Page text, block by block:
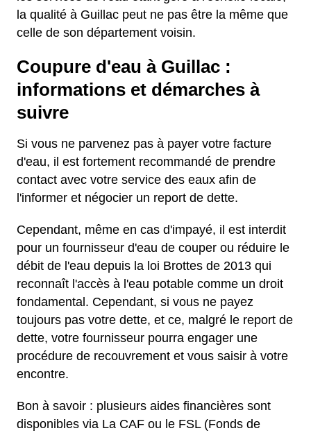
la qualité à Guillac peut ne pas être la même que
celle de son département voisin.
Coupure d'eau à Guillac :
informations et démarches à
suivre
Si vous ne parvenez pas à payer votre facture
d'eau, il est fortement recommandé de prendre
contact avec votre service des eaux afin de
l'informer et négocier un report de dette.
Cependant, même en cas d'impayé, il est interdit
pour un fournisseur d'eau de couper ou réduire le
débit de l'eau depuis la loi Brottes de 2013 qui
reconnaît l'accès à l'eau potable comme un droit
fondamental. Cependant, si vous ne payez
toujours pas votre dette, et ce, malgré le report de
dette, votre fournisseur pourra engager une
procédure de recouvrement et vous saisir à votre
encontre.
Bon à savoir : plusieurs aides financières sont
disponibles via La CAF ou le FSL (Fonds de